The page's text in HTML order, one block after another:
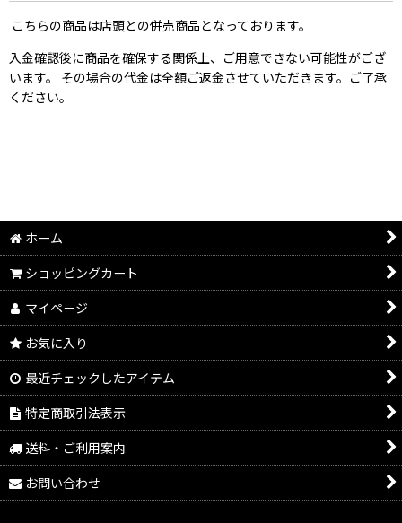
こちらの商品は店頭との併売商品となっております。
入金確認後に商品を確保する関係上、ご用意できない可能性がござ
います。 その場合の代金は全額ご返金させていただきます。ご了承
ください。
ホーム
ショッピングカート
マイページ
お気に入り
最近チェックしたアイテム
特定商取引法表示
送料・ご利用案内
お問い合わせ